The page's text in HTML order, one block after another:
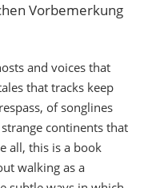
Vorbemerkung
and voices that
that tracks keep
of songlines
continents that
all, this is a book
walking as a